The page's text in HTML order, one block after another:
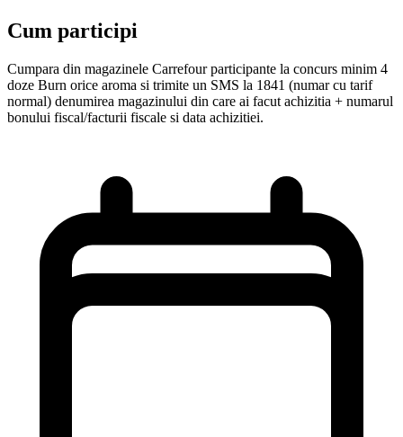
Cum participi
Cumpara din magazinele Carrefour participante la concurs minim 4
doze Burn orice aroma si trimite un SMS la 1841 (numar cu tarif
normal) denumirea magazinului din care ai facut achizitia + numarul
bonului fiscal/facturii fiscale si data achizitiei.